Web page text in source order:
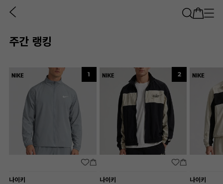
주간 랭킹
1
나이키
2
나이키
나이키